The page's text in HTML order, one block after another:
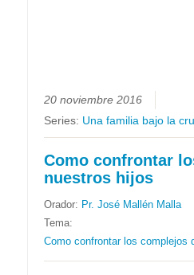
20 noviembre 2016
Series: Una familia bajo la
Como confrontar
nuestros hijos
Orador: Pr. José Mallén Malla
Tema:
Como confrontar los complejos